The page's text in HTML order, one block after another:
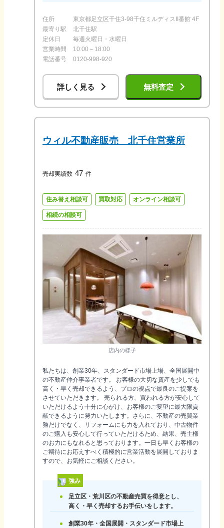
住所
東京都足立区千住3-98千住ミルディスII番館 4F
最寄り駅
北千住駅
定休日
毎週火曜日・水曜日
営業時間
10:00～18:00
電話番号
0120-998-920
詳しく見る 無料査定
ウィル不動産販売 北千住営業所
売却実績数 47 件
住み替え相談可 買取対応 オンライン相談可
相続の相談可
店内の様子
私たちは、創業30年、スタンダード市場上場、全国展開中
の不動産仲介事業者です。 お客様の大切な資産を少しでも
高く・早く売却できるよう、プロの視点で最良のご提案を
させていただきます。 売られる方、買われる方が安心して
いただけるよう十分に心がけ、お客様のご要望に最大限貢
献できるように努力いたします。さらに、不動産の売買業
務だけでなく、リフォームにも力を入れており、中古物件
のご購入も安心して行っていただけるため、結果、売主様
のお力にもなれると思っております。一日も早くお客様の
ご期待にお応えすべく積極的に営業活動を展開しておりま
すので、お気軽にご相談ください。
強み
足立区・荒川区の不動産売買を得意とし、
高く・早く売却するお手伝いをします。
創業30年・全国展開・スタンダード市場上